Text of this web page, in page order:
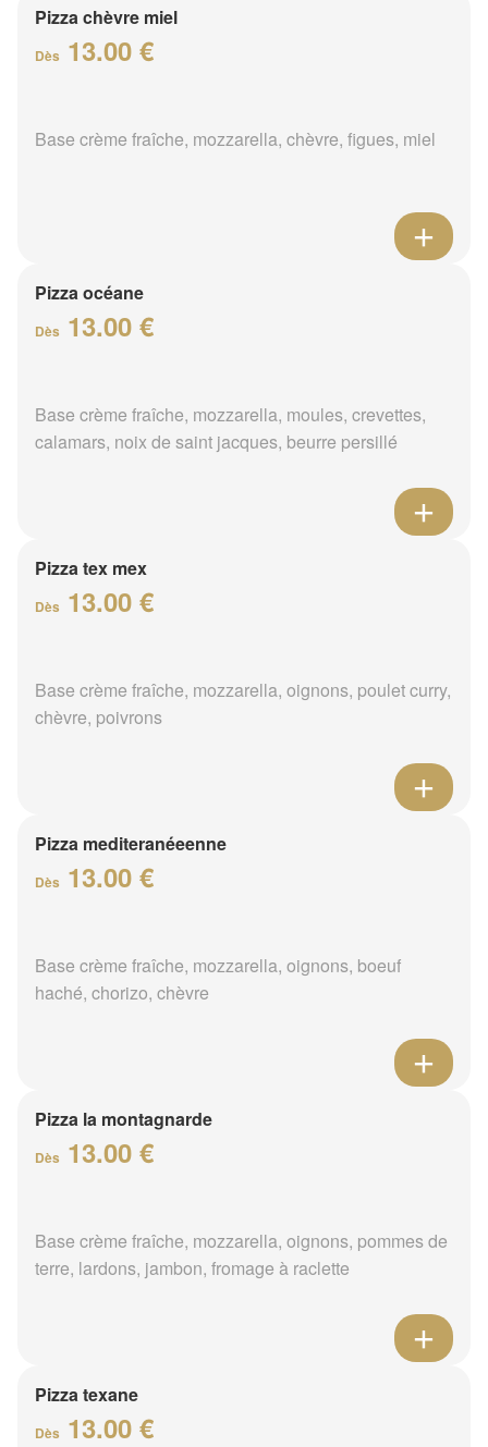
Pizza chèvre miel
Dès 13.00 €
Base crème fraîche, mozzarella, chèvre, figues, miel
Pizza océane
Dès 13.00 €
Base crème fraîche, mozzarella, moules, crevettes,
calamars, noix de saint jacques, beurre persillé
Pizza tex mex
Dès 13.00 €
Base crème fraîche, mozzarella, oignons, poulet curry,
chèvre, poivrons
Pizza mediteranéeenne
Dès 13.00 €
Base crème fraîche, mozzarella, oignons, boeuf
haché, chorizo, chèvre
Pizza la montagnarde
Dès 13.00 €
Base crème fraîche, mozzarella, oignons, pommes de
terre, lardons, jambon, fromage à raclette
Pizza texane
Dès 13.00 €